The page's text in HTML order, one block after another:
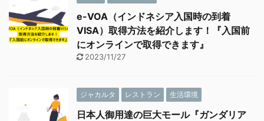
e-VOA（インドネシア入国時の到着
VISA）取得方法を紹介します！『入国前
にオンラインで取得できます』
2023/11/27
ジャカルタ レストラン 生活環境
日本人御用達の巨大モール『ガンダリア